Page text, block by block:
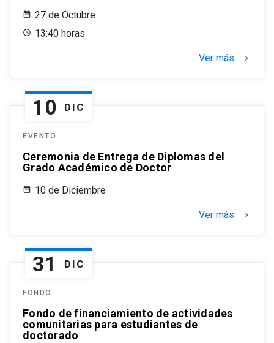
27 de Octubre
13:40 horas
Ver más keyboard_arrow_right
10 DIC
EVENTO
Ceremonia de Entrega de Diplomas del
Grado Académico de Doctor
10 de Diciembre
Ver más keyboard_arrow_right
31 DIC
FONDO
Fondo de financiamiento de actividades
comunitarias para estudiantes de
doctorado